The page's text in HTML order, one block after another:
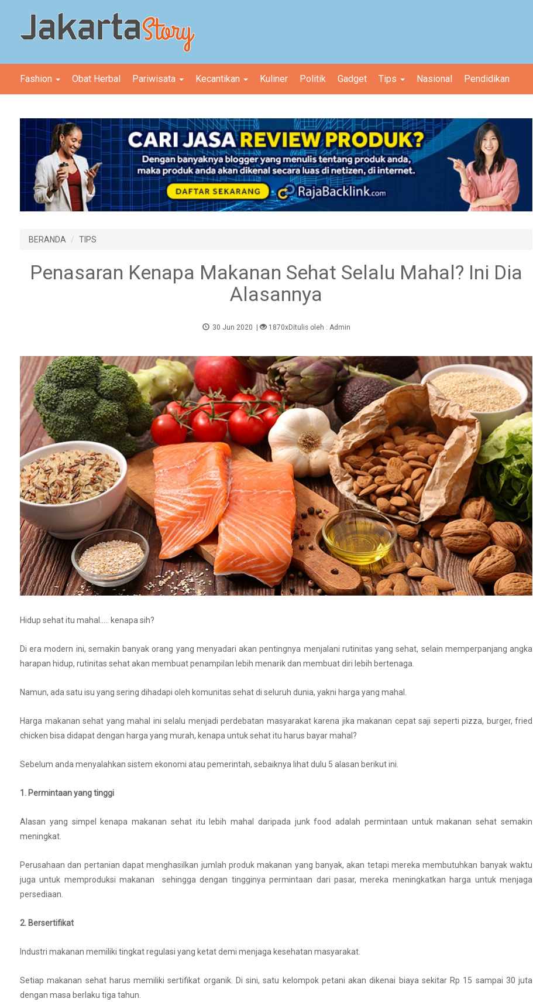
Fashion Obat Herbal Pariwisata Kecantikan Kuliner Politik Gadget Tips Nasional Pendidikan
BERANDA TIPS
Penasaran Kenapa Makanan Sehat Selalu Mahal? Ini Dia
Alasannya
30 Jun 2020 | 1870xDitulis oleh : Admin
Hidup sehat itu mahal..... kenapa sih?
Di era modern ini, semakin banyak orang yang menyadari akan pentingnya menjalani rutinitas yang sehat, selain memperpanjang angka
harapan hidup, rutinitas sehat akan membuat penampilan lebih menarik dan membuat diri lebih bertenaga.
Namun, ada satu isu yang sering dihadapi oleh komunitas sehat di seluruh dunia, yakni harga yang mahal.
Harga makanan sehat yang mahal ini selalu menjadi perdebatan masyarakat karena jika makanan cepat saji seperti pizza, burger, fried
chicken bisa didapat dengan harga yang murah, kenapa untuk sehat itu harus bayar mahal?
Sebelum anda menyalahkan sistem ekonomi atau pemerintah, sebaiknya lihat dulu 5 alasan berikut ini.
1. Permintaan yang tinggi
Alasan yang simpel kenapa makanan sehat itu lebih mahal daripada junk food adalah permintaan untuk makanan sehat semakin
meningkat.
Perusahaan dan pertanian dapat menghasilkan jumlah produk makanan yang banyak, akan tetapi mereka membutuhkan banyak waktu
juga untuk memproduksi makanan sehingga dengan tingginya permintaan dari pasar, mereka meningkatkan harga untuk menjaga
persediaan.
2. Bersertifikat
Industri makanan memiliki tingkat regulasi yang ketat demi menjaga kesehatan masyarakat.
Setiap makanan sehat harus memiliki sertifikat organik. Di sini, satu kelompok petani akan dikenai biaya sekitar Rp 15 sampai 30 juta
dengan masa berlaku tiga tahun.